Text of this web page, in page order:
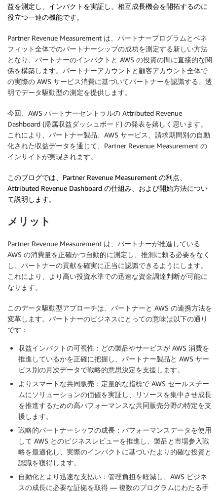
益を測定し、インパクトを実証し、相互成長機会を開拓するのに
役立つ一連の機能です。
Partner Revenue Measurement は、パートナープログラムとベネ
フィット全体でのパートナーシップの成功を測定する新しい方法
となり、パートナーのインパクトと AWS の投資の間に直接的な関
係を構築します。パートナーアカウントと顧客アカウント全体で
の実際の AWS サービス消費に基づいてパートナーを認識する、透
明でデータ駆動型の測定を提供します。
今回、AWS パートナーセントラルの Attributed Revenue
Dashboard (帰属収益ダッシュボード) の発表を嬉しく思います。
これにより、パートナー製品、AWS サービス、請求期間別の自動
化された収益データを通じて、Partner Revenue Measurement の
インサイトが実現されます。
このブログでは、Partner Revenue Measurement の利点、
Attributed Revenue Dashboard の仕組み、および開始方法につい
て説明します。
メリット
Partner Revenue Measurement は、パートナーが推進している
AWS の消費量を正確かつ自動的に測定し、推測に頼る必要をなく
し、パートナーの貢献を確実に正当に認識できるようにします。
これにより、より高い投資水準での迅速な資金調達判断が可能に
なります。
このデータ駆動型アプローチは、パートナーと AWS の連携方法を
変革します。パートナーのビジネスにとっての意味は以下の通り
です：
収益インパクトの可視性 ：どの製品やサービスが AWS 消費を
推進しているかを正確に把握し、パートナー製品と AWS サー
ビス別の月次データで戦略的意思決定を支援します。
よりスマートな共同販売 ：定量的な指標で AWS セールスチー
ムにソリューションの価値を実証し、リソースを集中させ成長
を推進するための高パフォーマンスな共同販売分野の特定を支
援します。
戦略的パートナーシップの成長 ：パフォーマンスデータを使用
して AWS とのビジネスレビューを推進し、製品と市場参入戦
略を最適化し、実際のインパクトに基づいたより的確な投資と
認識を獲得します。
自動化とより迅速な支払い ：管理負担を軽減し、AWS ビジネ
スの成長に必要な証拠を取得 — 複数のプログラムにわたる手